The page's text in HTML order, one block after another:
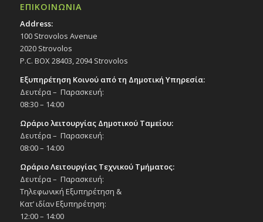
ΕΠΙΚΟΙΝΩΝΙΑ
Address:
100 Strovolos Avenue
2020 Strovolos
P.C. BOX 28403, 2094 Strovolos
Εξυπηρέτηση Κοινού από τη Δημοτική Υπηρεσία:
Δευτέρα – Παρασκευή:
08:30 – 14:00
Ωράριο λειτουργίας Δημοτικού Ταμείου:
Δευτέρα – Παρασκευή:
08:00 – 14:00
Ωράριο Λειτουργίας Τεχνικού Τμήματος:
Δευτέρα – Παρασκευή:
Τηλεφωνική Εξυπηρέτηση &
Κατ’ ιδίαν Εξυπηρέτηση:
12:00 – 14:00